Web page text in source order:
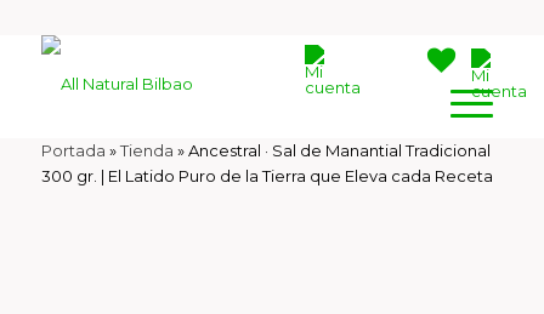
Portada »Tienda »Ancestral · Sal de Manantial Tradicional
300 gr. | El Latido Puro de la Tierra que Eleva cada Receta